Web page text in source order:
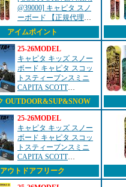
@39000] キャピタ スノ
ーボード 【正規代理店
商品】【送料無料】
アイムポイント
25-26MODEL
キャピタ キッズ スノー
ボード キャピタ スコッ
トスティーブンスミニ
CAPITA SCOTT
STEVENS MINIフリーラ
ン パーク オールラウン
ド
OUTDOOR&SUP&SNOW
25-26MODEL
キャピタ キッズ スノー
ボード キャピタ スコッ
トスティーブンスミニ
CAPITA SCOTT
STEVENS MINIフリーラ
ン パーク オールラウン
アウトドアフリーク